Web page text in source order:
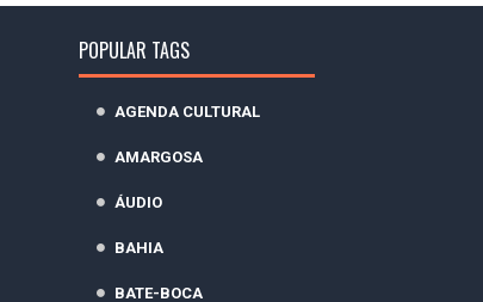
POPULAR TAGS
AGENDA CULTURAL
AMARGOSA
ÁUDIO
BAHIA
BATE-BOCA